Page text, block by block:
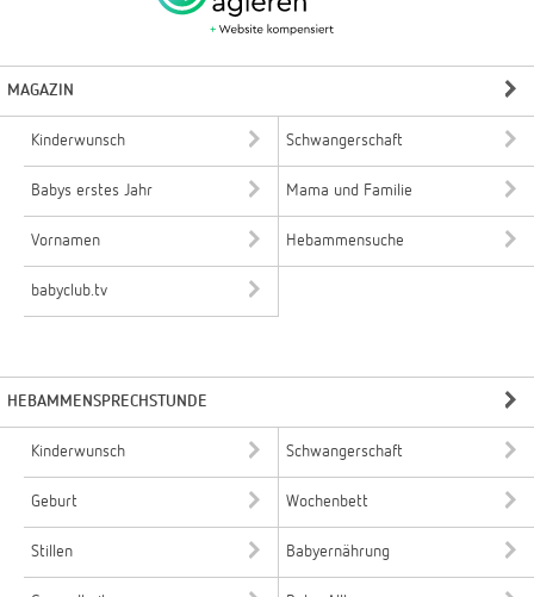
MAGAZIN
Kinderwunsch Schwangerschaft
Babys erstes Jahr Mama und Familie
Vornamen Hebammensuche
babyclub.tv
HEBAMMENSPRECHSTUNDE
Kinderwunsch Schwangerschaft
Geburt Wochenbett
Stillen Babyernährung